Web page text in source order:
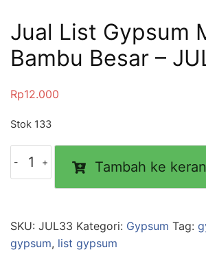
Jual List Gypsum
Bambu Besar –
Rp12.000
Stok 133
Tambah ke
SKU: JUL33 Kategori: Gypsum Tag:
gypsum, list gypsum